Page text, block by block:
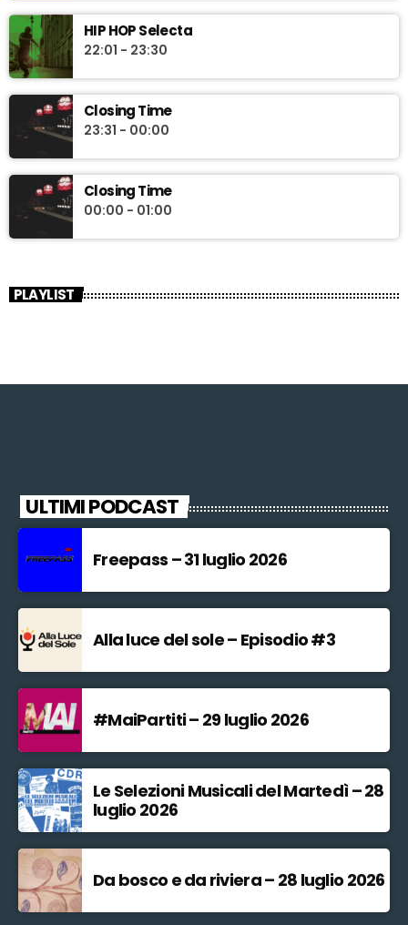
HIP HOP Selecta
22:01 - 23:30
Closing Time
23:31 - 00:00
Closing Time
00:00 - 01:00
PLAYLIST
ULTIMI PODCAST
Freepass – 31 luglio 2026
Alla luce del sole – Episodio #3
#MaiPartiti – 29 luglio 2026
Le Selezioni Musicali del Martedì – 28
luglio 2026
Da bosco e da riviera – 28 luglio 2026